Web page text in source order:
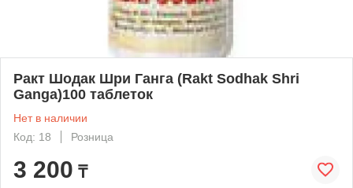
Ракт Шодак Шри Ганга (Rakt Sodhak Shri
Ganga)100 таблеток
Нет в наличии
Код: 18
Розница
3 200 ₸